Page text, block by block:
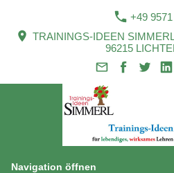
+49
TRAININGS-IDEEN
96215
Navigation öffnen